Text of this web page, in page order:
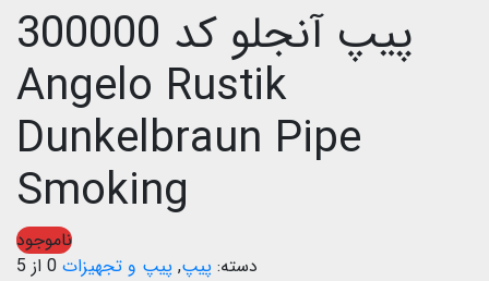
پیپ آنجلو کد 300000
Angelo Rustik
Dunkelbraun Pipe
Smoking
ناموجود
دسته: پیپ, پیپ و تجهیزات 0 از 5